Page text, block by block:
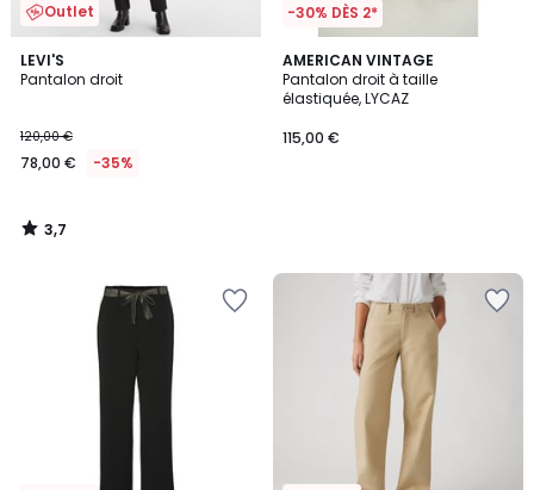
Outlet
LEVI'S
Pantalon droit
120,00 €
78,00 € -35%
3,7
/ 5
3,7
/
-30% DÈS 2*
AMERICAN VINTAGE
Pantalon droit à taille
élastiquée, LYCAZ
115,00 €